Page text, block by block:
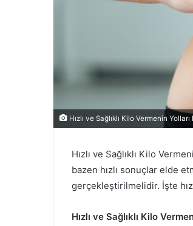
Hızlı ve Sağlıklı Kilo Vermenin
Hızlı ve Sağlıklı Kilo
bazen hızlı sonuçlar elde
gerçekleştirilmelidir. İşte
Hızlı ve Sağlıklı Kilo